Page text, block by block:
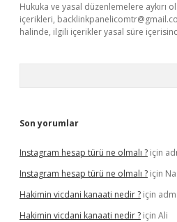
Hukuka ve yasal düzenlemelere aykırı
içerikleri,
halinde, ilgili içerikler yasal süre
Son yorumlar
Instagram hesap türü ne olmalı ? için
Instagram hesap türü ne olmalı ? için
Hakimin vicdani kanaati nedir ? için
Hakimin vicdani kanaati nedir ? için Ali